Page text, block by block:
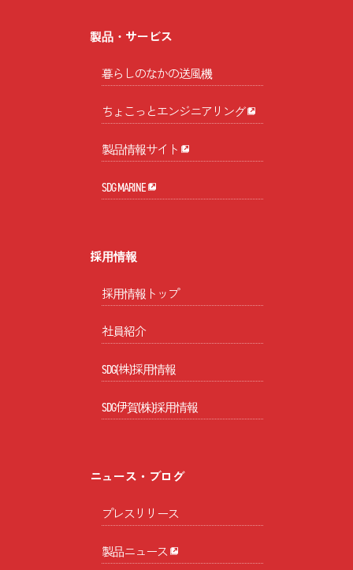
製品・サービス
暮らしのなかの送風機
ちょこっとエンジニアリング
製品情報サイト
SDG MARINE
採用情報
採用情報トップ
社員紹介
SDG(株)採用情報
SDG伊賀(株)採用情報
ニュース・ブログ
プレスリリース
製品ニュース